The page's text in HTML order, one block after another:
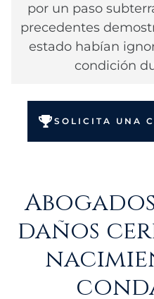
por un paso
precedentes
estado habían
condición
SOLICITA UNA
daños